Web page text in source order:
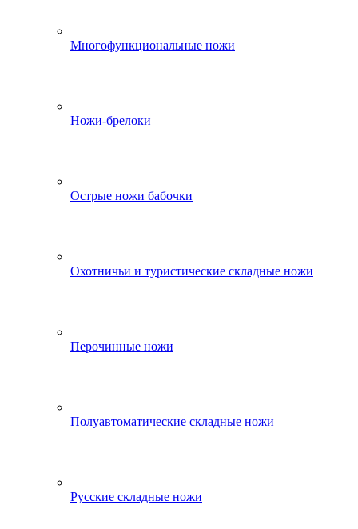
Многофункциональные ножи
Ножи-брелоки
Острые ножи бабочки
Охотничьи и туристические складные ножи
Перочинные ножи
Полуавтоматические складные ножи
Русские складные ножи